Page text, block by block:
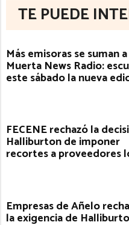
TE PUEDE
Más emisoras se suman
Muerta News Radio:
este sábado la nueva
FECENE rechazó la
Halliburton de imponer
recortes a proveedores
Empresas de Añelo
la exigencia de